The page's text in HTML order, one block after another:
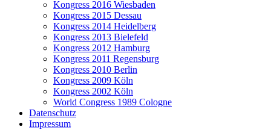
Kongress 2016 Wiesbaden
Kongress 2015 Dessau
Kongress 2014 Heidelberg
Kongress 2013 Bielefeld
Kongress 2012 Hamburg
Kongress 2011 Regensburg
Kongress 2010 Berlin
Kongress 2009 Köln
Kongress 2002 Köln
World Congress 1989 Cologne
Datenschutz
Impressum